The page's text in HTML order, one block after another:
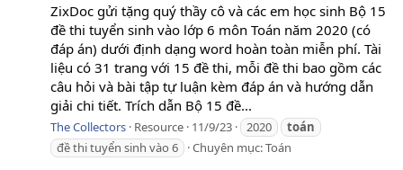
ZixDoc gửi tặng quý thầy cô và các em học sinh Bộ 15
đề thi tuyển sinh vào lớp 6 môn Toán năm 2020 (có
đáp án) dưới định dạng word hoàn toàn miễn phí. Tài
liệu có 31 trang với 15 đề thi, mỗi đề thi bao gồm các
câu hỏi và bài tập tự luận kèm đáp án và hướng dẫn
giải chi tiết. Trích dẫn Bộ 15 đề...
The Collectors Resource 11/9/23 2020
toán
đề thi tuyển sinh vào 6
Chuyên mục:Toán